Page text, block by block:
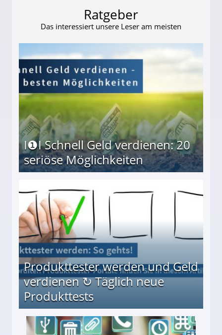
Ratgeber
Das interessiert unsere Leser am meisten
I❶I Schnell Geld verdienen: 20
seriöse Möglichkeiten
Produkttester werden und Geld
verdienen ↻ Täglich neue
Produkttests
↻ Täglich neue Produkttests